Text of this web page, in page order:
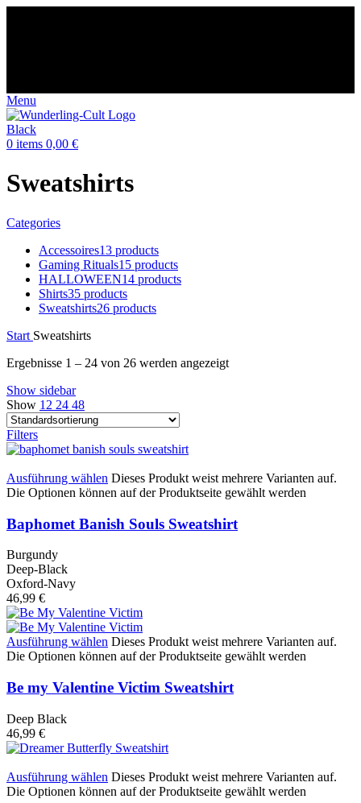
Menu
0 items 0,00 €
Sweatshirts
Categories
Accessoires13 products
Gaming Rituals15 products
HALLOWEEN14 products
Shirts35 products
Sweatshirts26 products
Start Sweatshirts
Ergebnisse 1 – 24 von 26 werden angezeigt
Show sidebar
Show 12 24 48
Filters
Ausführung wählen Dieses Produkt weist mehrere Varianten auf.
Die Optionen können auf der Produktseite gewählt werden
Baphomet Banish Souls Sweatshirt
Burgundy
Deep-Black
Oxford-Navy
46,99 €
Ausführung wählen Dieses Produkt weist mehrere Varianten auf.
Die Optionen können auf der Produktseite gewählt werden
Be my Valentine Victim Sweatshirt
Deep Black
46,99 €
Ausführung wählen Dieses Produkt weist mehrere Varianten auf.
Die Optionen können auf der Produktseite gewählt werden